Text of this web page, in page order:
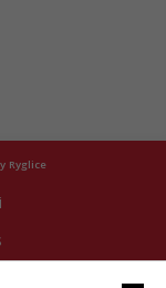
Ryglice